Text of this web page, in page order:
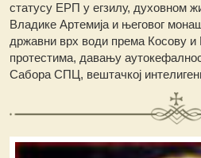
статусу ЕРП у егзилу, духовном
Владике Артемија и његовог
државни врх води према Косову и
протестима, давању
Сабора СПЦ, вештачкој